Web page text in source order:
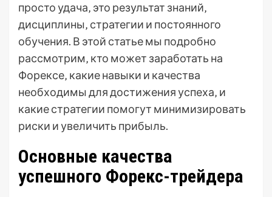
просто удача‚ это результат знаний‚
дисциплины‚ стратегии и постоянного
обучения. В этой статье мы подробно
рассмотрим‚ кто может заработать на
Форексе‚ какие навыки и качества
необходимы для достижения успеха‚ и
какие стратегии помогут минимизировать
риски и увеличить прибыль.
Основные качества
успешного Форекс-трейдера